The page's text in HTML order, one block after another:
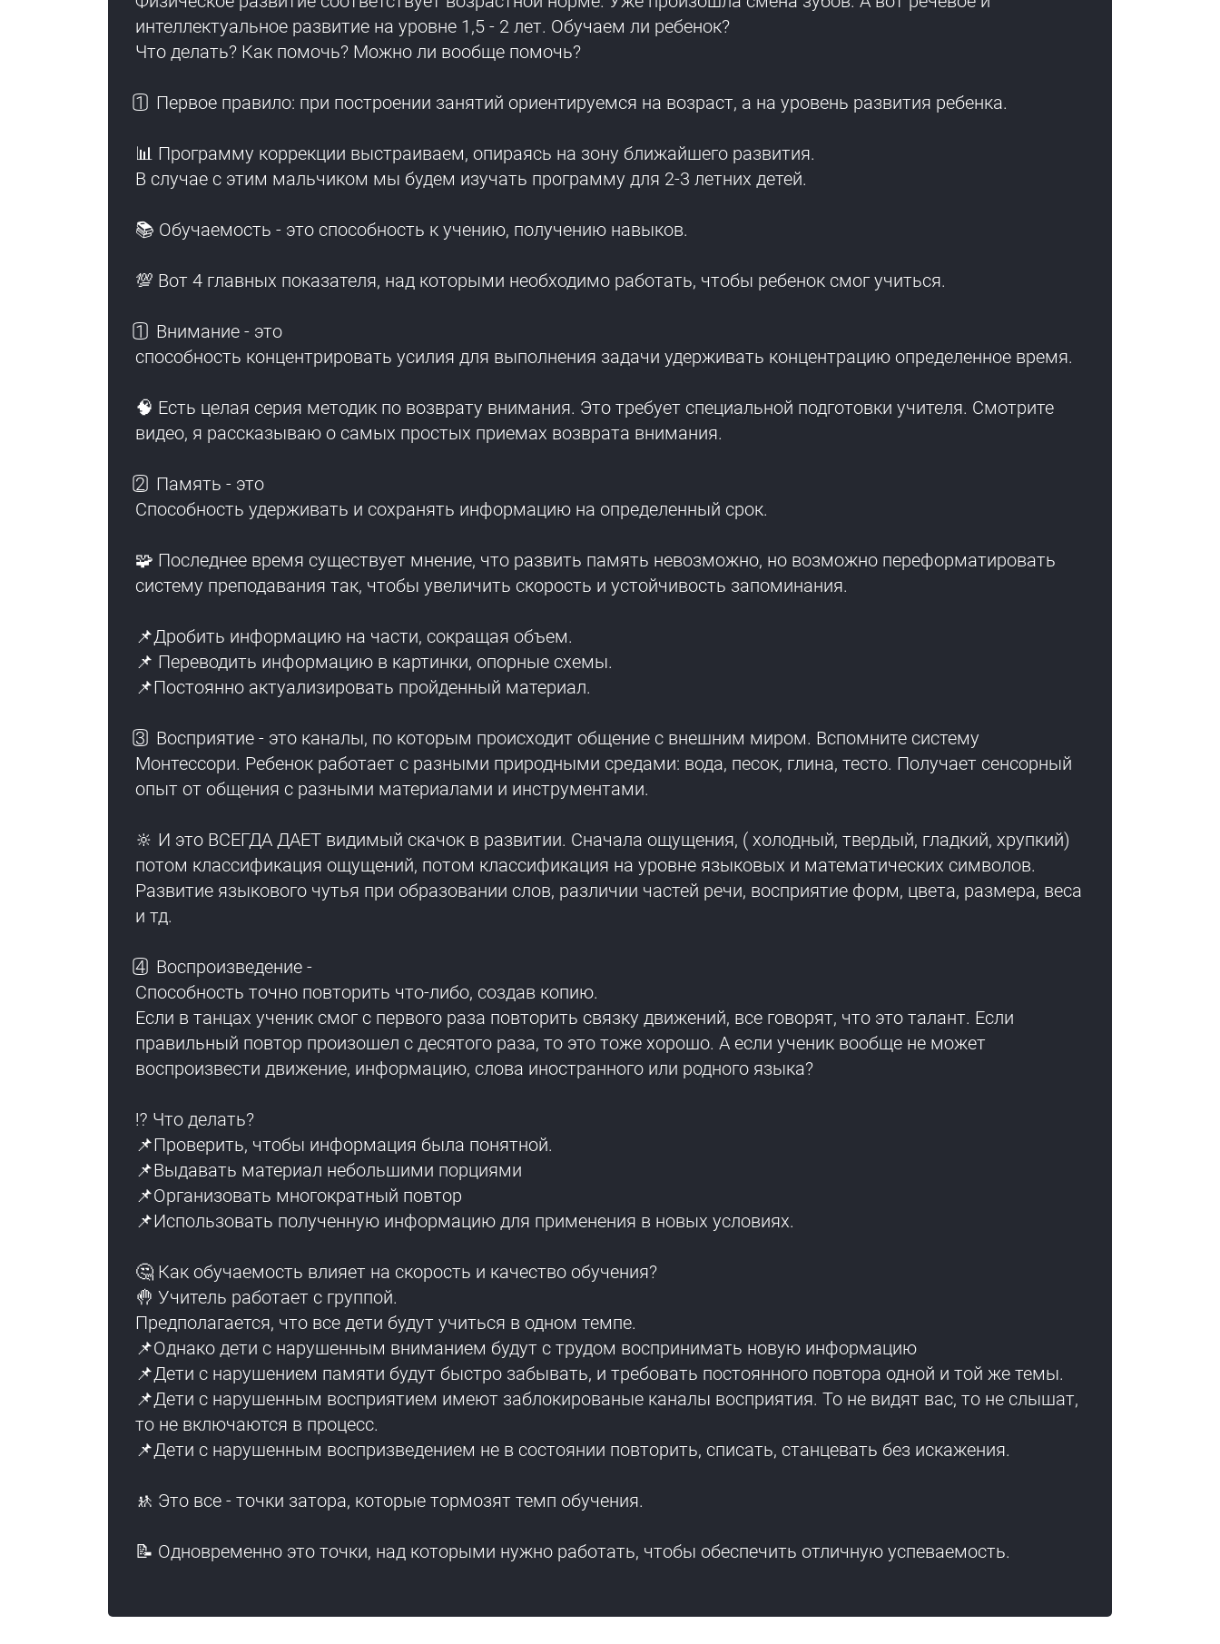
интеллектуальное развитие на уровне 1,5 - 2 лет. Обучаем ли ребенок?
Что делать? Как помочь? Можно ли вообще помочь?
1️⃣ Первое правило: при построении занятий ориентируемся на возраст, а на уровень развития ребенка.
📊 Программу коррекции выстраиваем, опираясь на зону ближайшего развития.
В случае с этим мальчиком мы будем изучать программу для 2-3 летних детей.
📚 Обучаемость - это способность к учению, получению навыков.
💯 Вот 4 главных показателя, над которыми необходимо работать, чтобы ребенок смог учиться.
1️⃣ Внимание - это
способность концентрировать усилия для выполнения задачи удерживать концентрацию определенное время.
🧠 Есть целая серия методик по возврату внимания. Это требует специальной подготовки учителя. Смотрите
видео, я рассказываю о самых простых приемах возврата внимания.
2️⃣ Память - это
Способность удерживать и сохранять информацию на определенный срок.
🧩 Последнее время существует мнение, что развить память невозможно, но возможно переформатировать
систему преподавания так, чтобы увеличить скорость и устойчивость запоминания.
📌Дробить информацию на части, сокращая объем.
📌 Переводить информацию в картинки, опорные схемы.
📌Постоянно актуализировать пройденный материал.
3️⃣ Восприятие - это каналы, по которым происходит общение с внешним миром. Вспомните систему
Монтессори. Ребенок работает с разными природными средами: вода, песок, глина, тесто. Получает сенсорный
опыт от общения с разными материалами и инструментами.
🔆 И это ВСЕГДА ДАЕТ видимый скачок в развитии. Сначала ощущения, ( холодный, твердый, гладкий, хрупкий)
потом классификация ощущений, потом классификация на уровне языковых и математических символов.
Развитие языкового чутья при образовании слов, различии частей речи, восприятие форм, цвета, размера, веса
и тд.
4️⃣ Воспроизведение -
Способность точно повторить что-либо, создав копию.
Если в танцах ученик смог с первого раза повторить связку движений, все говорят, что это талант. Если
правильный повтор произошел с десятого раза, то это тоже хорошо. А если ученик вообще не может
воспроизвести движение, информацию, слова иностранного или родного языка?
⁉️ Что делать?
📌Проверить, чтобы информация была понятной.
📌Выдавать материал небольшими порциями
📌Организовать многократный повтор
📌Использовать полученную информацию для применения в новых условиях.
🤔 Как обучаемость влияет на скорость и качество обучения?
🤚 Учитель работает с группой.
Предполагается, что все дети будут учиться в одном темпе.
📌Однако дети с нарушенным вниманием будут с трудом воспринимать новую информацию
📌Дети с нарушением памяти будут быстро забывать, и требовать постоянного повтора одной и той же темы.
📌Дети с нарушенным восприятием имеют заблокированые каналы восприятия. То не видят вас, то не слышат,
то не включаются в процесс.
📌Дети с нарушенным воспризведением не в состоянии повторить, списать, станцевать без искажения.
🚸 Это все - точки затора, которые тормозят темп обучения.
📝 Одновременно это точки, над которыми нужно работать, чтобы обеспечить отличную успеваемость.